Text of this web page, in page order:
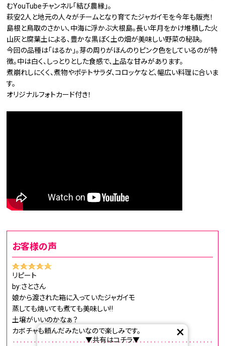
×
▼共有はコチラ▼
むYouTubeチャンネル「結び農縁」。
萩安2人と地元の人々がチームとなり育てたジャガイモを今年も販売！
島根と鳥取のさかい、中海に浮かぶ大根島。長い年月をかけ堆積した火
山灰と腐葉土による、豊かな黒ぼく土の畑が美味しい野菜の秘訣。
今回の品種は「はるか」。芽の周りがほんのりピンク色をしているのが特
徴。中は白く、しっとりとした食感で、上品な甘みがあります。
煮崩れしにくく、煮物やポテトサラダ、コロッケなど、幅広い料理に合いま
す。
オリジナルフォトカード付き！
お客様の声
リピート
by:さとさん
娘から渡された箱に入っていたジャガイモ
蒸しても焼いても煮ても美味しい‼️
土壌がいいのかなぁ？
カボチャも頼んだみたいなので楽しみです。